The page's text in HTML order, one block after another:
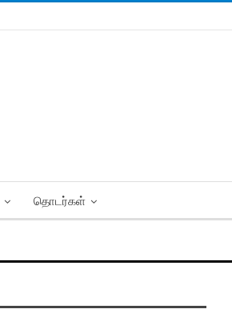
தொடர்கள்